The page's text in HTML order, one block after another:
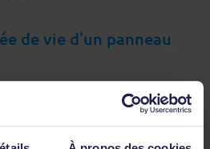
de vie d’un panneau
types d’équipements
un remplacement
se distinguent
En moyenne, un